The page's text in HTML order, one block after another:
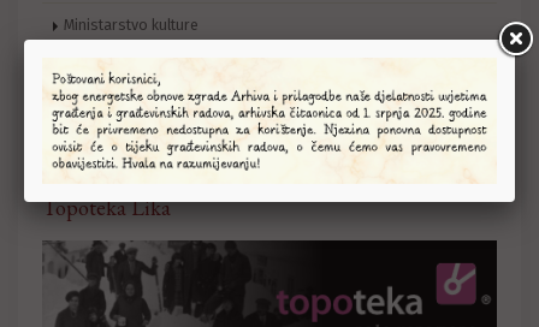
Ministarstvo kulture
Hrvatsko arhivističko društvo
Hrvatski državni arhiv
Topoteka Lika